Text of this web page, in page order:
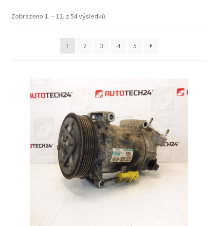
Kontakt
Obchodní podmínky
Ochrana osobních údajů
Zobrazeno 1. – 12. z 54 výsledkůSeřazeno
1
2 3 4 5